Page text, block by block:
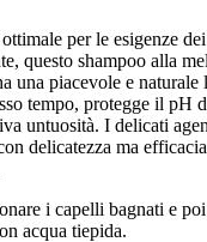
per le esigenze
questo shampoo alla
una piacevole e naturale
tempo, protegge il pH
untuosità. I ​​delicati
delicatezza ma
i capelli bagnati e
acqua tiepida.